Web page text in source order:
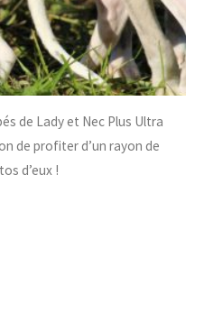
de Lady et Nec Plus Ultra
de profiter d’un rayon de
d’eux !